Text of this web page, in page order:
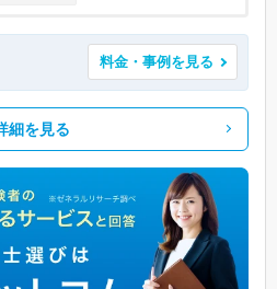
料金・事例を見る
細を見る